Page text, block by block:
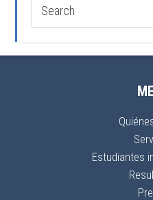
Estudiantes